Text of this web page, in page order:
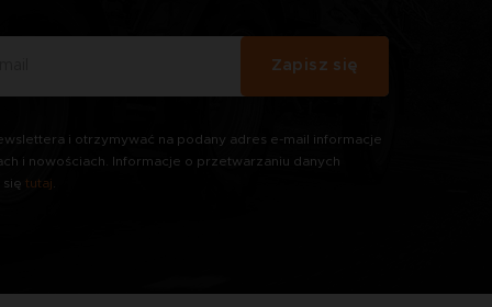
i otrzymywać na podany adres e-mail informacje
i nowościach. Informacje o przetwarzaniu danych
się tutaj
Zapisz się